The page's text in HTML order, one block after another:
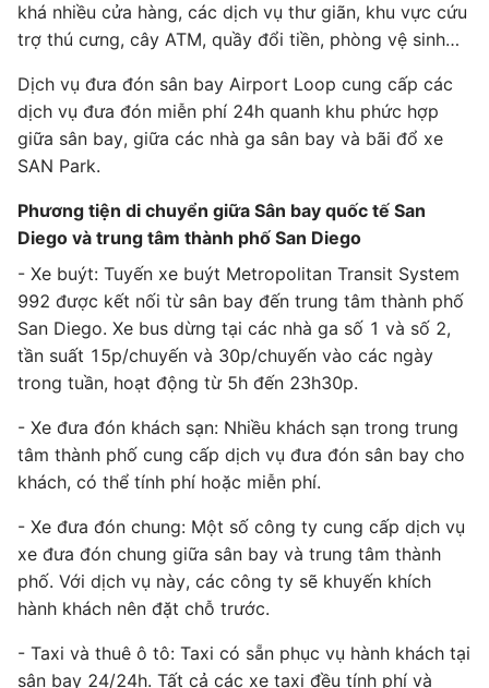
khá nhiều cửa hàng, các dịch vụ thư giãn, khu vực cứu
trợ thú cưng, cây ATM, quầy đổi tiền, phòng vệ sinh…
Dịch vụ đưa đón sân bay Airport Loop cung cấp các
dịch vụ đưa đón miễn phí 24h quanh khu phức hợp
giữa sân bay, giữa các nhà ga sân bay và bãi đổ xe
SAN Park.
Phương tiện di chuyển giữa Sân bay quốc tế San
Diego và trung tâm thành phố San Diego
- Xe buýt: Tuyến xe buýt Metropolitan Transit System
992 được kết nối từ sân bay đến trung tâm thành phố
San Diego. Xe bus dừng tại các nhà ga số 1 và số 2,
tần suất 15p/chuyến và 30p/chuyến vào các ngày
trong tuần, hoạt động từ 5h đến 23h30p.
- Xe đưa đón khách sạn: Nhiều khách sạn trong trung
tâm thành phố cung cấp dịch vụ đưa đón sân bay cho
khách, có thể tính phí hoặc miễn phí.
- Xe đưa đón chung: Một số công ty cung cấp dịch vụ
xe đưa đón chung giữa sân bay và trung tâm thành
phố. Với dịch vụ này, các công ty sẽ khuyến khích
hành khách nên đặt chỗ trước.
- Taxi và thuê ô tô: Taxi có sẵn phục vụ hành khách tại
sân bay 24/24h. Tất cả các xe taxi đều tính phí và